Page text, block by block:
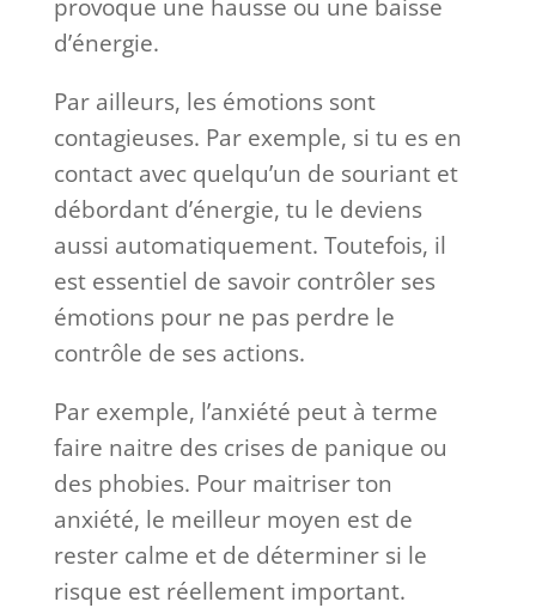
provoque une hausse ou une baisse
d’énergie.
Par ailleurs, les émotions sont
contagieuses. Par exemple, si tu es en
contact avec quelqu’un de souriant et
débordant d’énergie, tu le deviens
aussi automatiquement. Toutefois, il
est essentiel de savoir contrôler ses
émotions pour ne pas perdre le
contrôle de ses actions.
Par exemple, l’anxiété peut à terme
faire naitre des crises de panique ou
des phobies. Pour maitriser ton
anxiété, le meilleur moyen est de
rester calme et de déterminer si le
risque est réellement important.